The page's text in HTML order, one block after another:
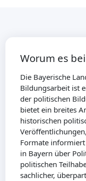
Worum es
Die Bayerische
Bildungsarbeit ist
der politischen
bietet ein breites
historischen
Formate
in Bayern über
politischen
sachlicher,